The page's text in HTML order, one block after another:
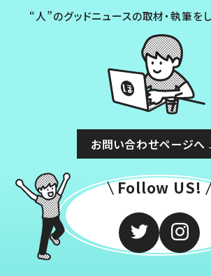
“人”のグッドニュースの取材・執筆を
お問い合わせページへ
Follow US!